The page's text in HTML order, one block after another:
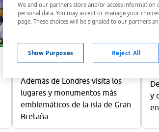
Inglaterra - 7 días
Además de Londres visita los
lugares y monumentos más
emblemáticos de la isla de Gran
Bretaña
y
We and our partners store and/or access information
personal data. You may accept or manage your
page. These choices will be signaled to our partners
Show Purposes Reject All